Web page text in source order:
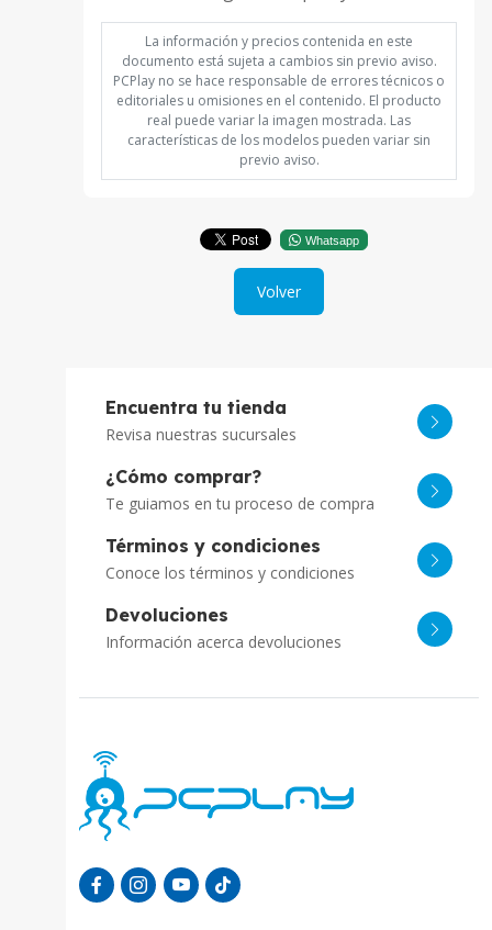
La información y precios contenida en este
documento está sujeta a cambios sin previo aviso.
PCPlay no se hace responsable de errores técnicos o
editoriales u omisiones en el contenido. El producto
real puede variar la imagen mostrada. Las
características de los modelos pueden variar sin
previo aviso.
Whatsapp
Volver
Encuentra tu tienda
Revisa nuestras sucursales
¿Cómo comprar?
Te guiamos en tu proceso de compra
Términos y condiciones
Conoce los términos y condiciones
Devoluciones
Información acerca devoluciones